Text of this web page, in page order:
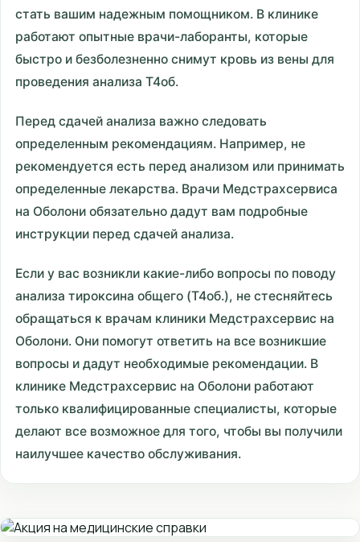
стать вашим надежным помощником. В клинике
работают опытные врачи-лаборанты, которые
быстро и безболезненно снимут кровь из вены для
проведения анализа T4об.
Перед сдачей анализа важно следовать
определенным рекомендациям. Например, не
рекомендуется есть перед анализом или принимать
определенные лекарства. Врачи Медстрахсервиса
на Оболони обязательно дадут вам подробные
инструкции перед сдачей анализа.
Если у вас возникли какие-либо вопросы по поводу
анализа тироксина общего (T4об.), не стесняйтесь
обращаться к врачам клиники Медстрахсервис на
Оболони. Они помогут ответить на все возникшие
вопросы и дадут необходимые рекомендации. В
клинике Медстрахсервис на Оболони работают
только квалифицированные специалисты, которые
делают все возможное для того, чтобы вы получили
наилучшее качество обслуживания.